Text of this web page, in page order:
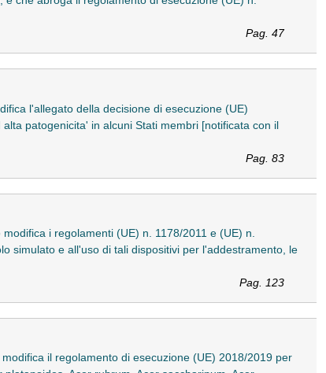
Pag. 47
l'allegato della decisione di esecuzione (UE)
patogenicita' in alcuni Stati membri [notificata con il
Pag. 83
i regolamenti (UE) n. 1178/2011 e (UE) n.
simulato e all'uso di tali dispositivi per l'addestramento, le
Pag. 123
il regolamento di esecuzione (UE) 2018/2019 per